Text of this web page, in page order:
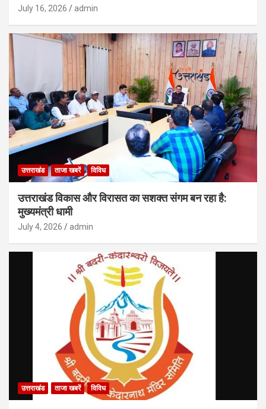
July 16, 2026 admin
उत्तराखंड ताजा खबरें विविध
उत्तराखंड विकास और विरासत का सशक्त संगम बन रहा है:
मुख्यमंत्री धामी
July 4, 2026 admin
उत्तराखंड ताजा खबरें विविध